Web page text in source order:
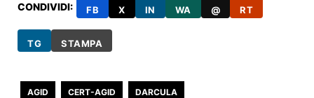
CONDIVIDI: FB X IN WA @ RT
TG STAMPA
AGID CERT-AGID DARCULA